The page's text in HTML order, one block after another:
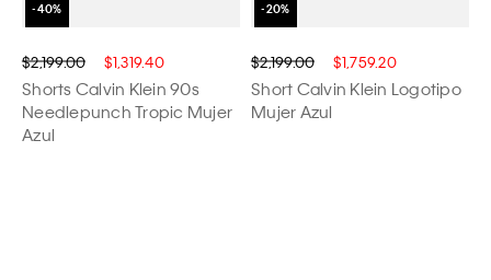
$2,199.00 $1,319.40
Shorts Calvin Klein 90s
Needlepunch Tropic Mujer
Azul
$2,199.00 $1,759.20
Short Calvin Klein Logotipo
Mujer Azul